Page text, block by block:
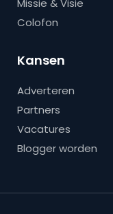
Missie & Visie
Colofon
Kansen
Adverteren
Partners
Vacatures
Blogger worden